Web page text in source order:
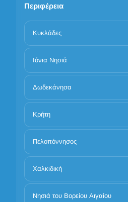
Περιφέρεια
Κυκλάδες
Ιόνια Νησιά
Δωδεκάνησα
Κρήτη
Πελοπόννησος
Χαλκιδική
Νησιά του Βορείου Αιγαίου